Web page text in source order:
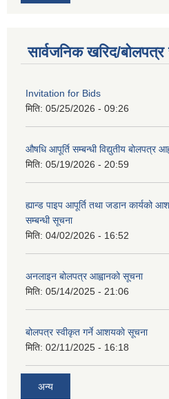
सार्वजनिक खरिद/
Invitation for Bids
मिति: 05/25/2026 - 09:26
औषधि आपूर्ति सम्बन्धी विद्युतीय बोलपत्र
मिति: 05/19/2026 - 20:59
ह्यान्ड पाइप आपूर्ति तथा जडान
सम्बन्धी सूचना
मिति: 04/02/2026 - 16:52
अनलाइन बोलपत्र आह्वानको सूचना
मिति: 05/14/2025 - 21:06
बोलपत्र स्वीकृत गर्ने आशयकाे सूचना
मिति: 02/11/2025 - 16:18
अन्य